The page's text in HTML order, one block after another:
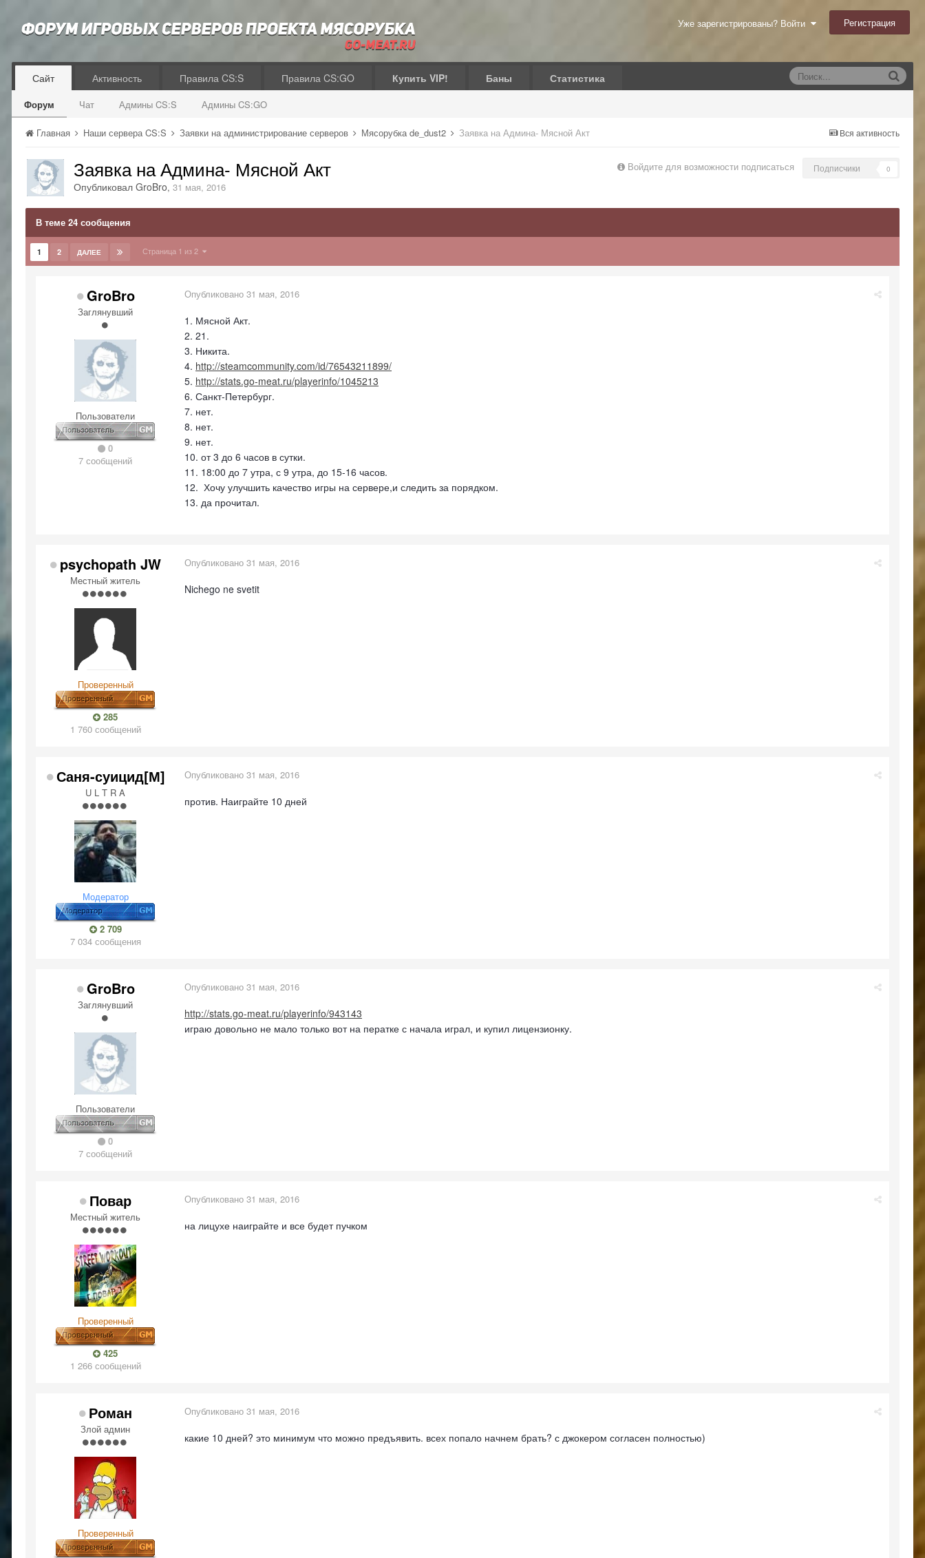
Уже зарегистрированы? Войти Регистрация
Сайт
Форум Чат Админы CS:S Админы CS:GO
Активность Правила CS:S Правила CS:GO Купить VIP! Баны Статистика
Вся активность
Главная Наши сервера CS:S Заявки на администрирование серверов Мясорубка de_dust2 Заявка на Админа- Мясной Акт
Войдите для возможности подписаться Подписчики 0
Заявка на Админа- Мясной Акт
Опубликовал GroBro, 31 мая, 2016
В теме 24 сообщения
1 2 ДАЛЕЕ Страница 1 из 2
GroBro
Заглянувший
Пользователи
0
7 сообщений
Опубликовано 31 мая, 2016
1. Мясной Акт.
2. 21.
3. Никита.
4. http://steamcommunity.com/id/76543211899/
5. http://stats.go-meat.ru/playerinfo/1045213
6. Санкт-Петербург.
7. нет.
8. нет.
9. нет.
10. от 3 до 6 часов в сутки.
11. 18:00 до 7 утра, с 9 утра, до 15-16 часов.
12. Хочу улучшить качество игры на сервере,и следить за порядком.
13. да прочитал.
psychopath JW
Местный житель
Проверенный
285
1 760 сообщений
Опубликовано 31 мая, 2016
Nichego ne svetit
Саня-суицид[М]
U L T R A
Модератор
2 709
7 034 сообщения
Опубликовано 31 мая, 2016
против. Наиграйте 10 дней
GroBro
Заглянувший
Пользователи
0
7 сообщений
Опубликовано 31 мая, 2016
http://stats.go-meat.ru/playerinfo/943143
играю довольно не мало только вот на ператке с начала играл, и купил лицензионку.
Повар
Местный житель
Проверенный
425
1 266 сообщений
Опубликовано 31 мая, 2016
на лицухе наиграйте и все будет пучком
Роман
Злой админ
Проверенный
Опубликовано 31 мая, 2016
какие 10 дней? это минимум что можно предъявить. всех попало начнем брать? с джокером согласен полностью)